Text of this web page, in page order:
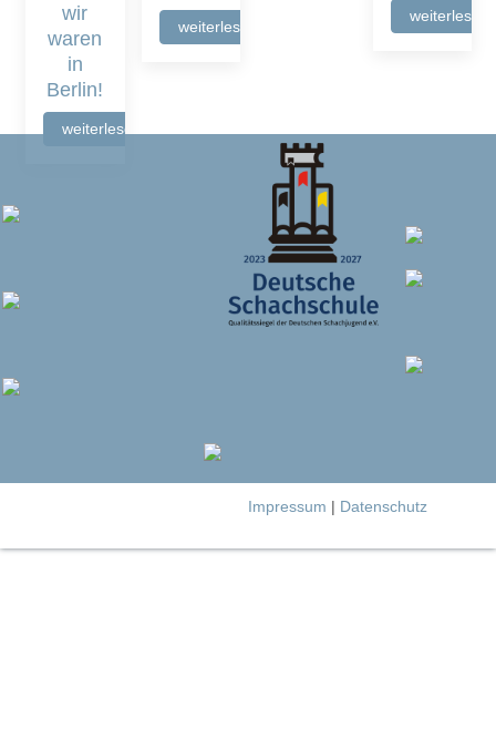
weiterlesen
weiterlesen
wir
waren
in
Berlin!
weiterlesen
Impressum | Datenschutz